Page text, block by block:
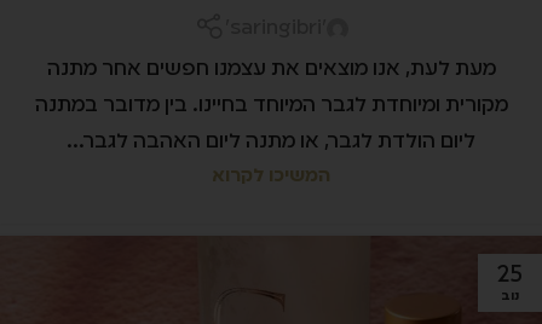
מעת לעת, אנו מוצאים את עצמנו חפשים אחר מתנה
מקורית ומיוחדת לגבר המיוחד בחיינו. בין מדובר במתנה
ליום הולדת לגבר, או מתנה ליום האהבה לגבר...
המשיכו לקרוא
25
נוב